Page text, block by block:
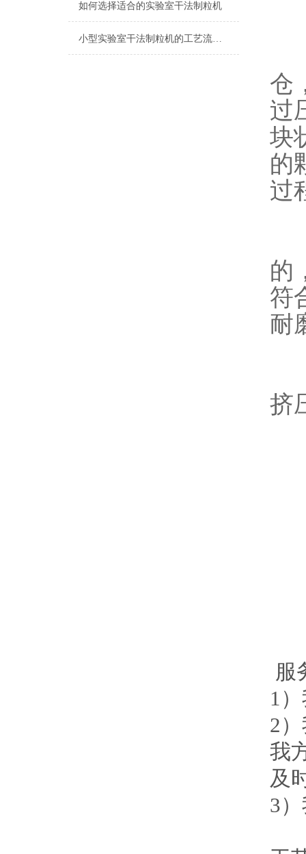
如何选择适合的实验室干法制粒机
小型实验室干法制粒机的工艺流程是怎样的？
仓
过
块
的
过
的
符
耐
挤
服
1
2
我
及
3